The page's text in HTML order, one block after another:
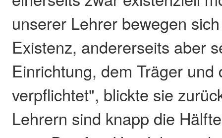
unserer Lehrer bewegen
Existenz, andererseits aber
Einrichtung, dem Träger und
verpflichtet", blickte sie
Lehrern sind knapp die